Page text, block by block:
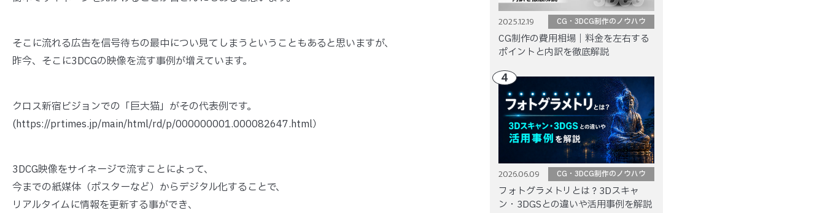
そこに流れる広告を信号待ちの最中につい見てしまうということもあると思いますが、
昨今、そこに3DCGの映像を流す事例が増えています。
クロス新宿ビジョンでの「巨大猫」がその代表例です。
(https://prtimes.jp/main/html/rd/p/000000001.000082647.html）
3DCG映像をサイネージで流すことによって、
今までの紙媒体（ポスターなど）からデジタル化することで、
リアルタイムに情報を更新する事ができ、
2025.12.19 CG・3DCG制作のノウハウ
CG制作の費用相場｜料金を左右する
ポイントと内訳を徹底解説
2026.06.09 CG・3DCG制作のノウハウ
フォトグラメトリとは？3Dスキャ
ン・3DGSとの違いや活用事例を解説
4